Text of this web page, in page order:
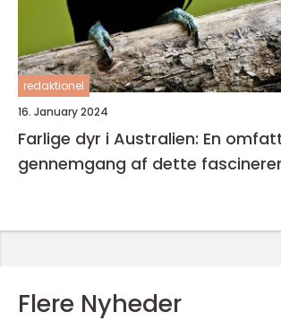
redaktionel
16. January 2024
Farlige dyr i Australien: En
gennemgang af dette
Flere Nyheder